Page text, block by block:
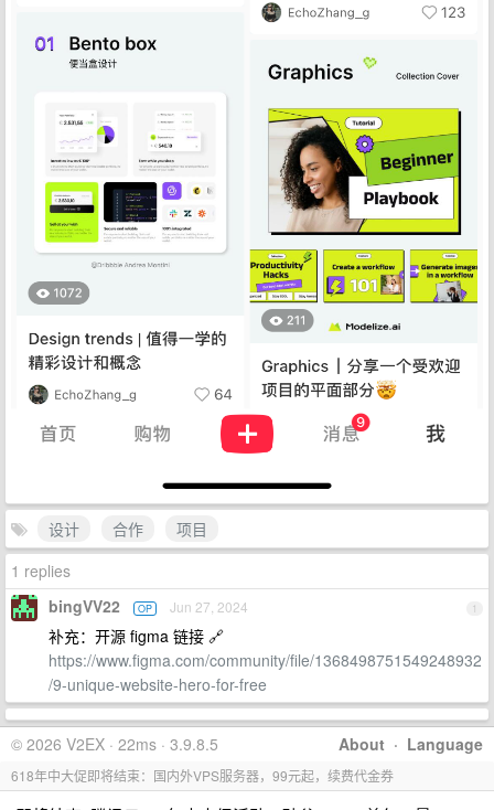
设计 合作
项目
1 replies
1
bingVV22 OP Jun 27, 2024
补充：开源 figma 链接 🔗
https://www.figma.com/community/file/1368498751549248932
/9-unique-website-hero-for-free
About · Language
© 2026 V2EX · 22ms · 3.9.8.5
618年中大促即将结束：国内外VPS服务器，99元起，续费代金券